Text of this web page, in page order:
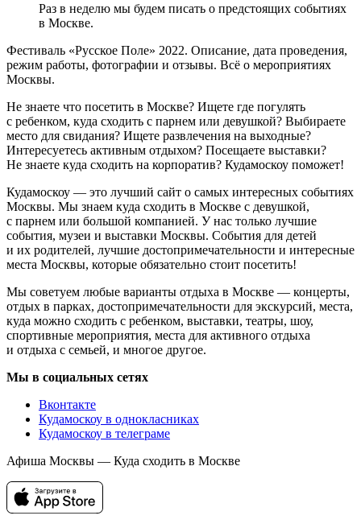
Раз в неделю мы будем писать о предстоящих событиях
в Москве.
Фестиваль «Русское Поле» 2022. Описание, дата проведения,
режим работы, фотографии и отзывы. Всё о мероприятиях
Москвы.
Не знаете что посетить в Москве? Ищете где погулять
с ребенком, куда сходить с парнем или девушкой? Выбираете
место для свидания? Ищете развлечения на выходные?
Интересуетесь активным отдыхом? Посещаете выставки?
Не знаете куда сходить на корпоратив? Кудамоскоу поможет!
Кудамоскоу — это лучший сайт о самых интересных событиях
Москвы. Мы знаем куда сходить в Москве с девушкой,
с парнем или большой компанией. У нас только лучшие
события, музеи и выставки Москвы. События для детей
и их родителей, лучшие достопримечательности и интересные
места Москвы, которые обязательно стоит посетить!
Мы советуем любые варианты отдыха в Москве — концерты,
отдых в парках, достопримечательности для экскурсий, места,
куда можно сходить с ребенком, выставки, театры, шоу,
спортивные мероприятия, места для активного отдыха
и отдыха с семьей, и многое другое.
Мы в социальных сетях
Вконтакте
Кудамоскоу в однокласниках
Кудамоскоу в телеграме
Афиша Москвы — Куда сходить в Москве